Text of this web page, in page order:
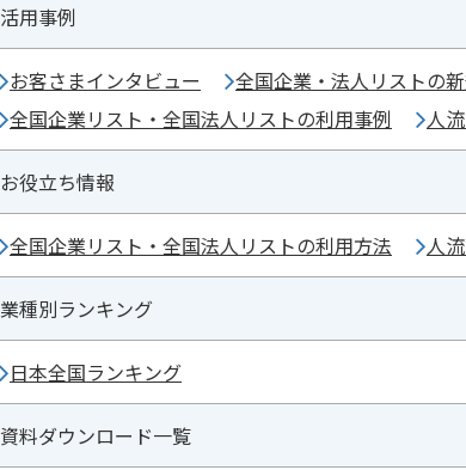
活用事例
お客さまインタビュー
全国企業・法人リストの
全国企業リスト・全国法人リストの利用事例
人
お役立ち情報
全国企業リスト・全国法人リストの利用方法 人
業種別ランキング
日本全国ランキング
資料ダウンロード一覧